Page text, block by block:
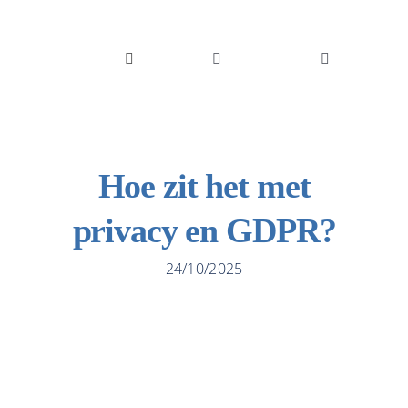
Toggle
English
Toggle
Integraties
Hoe zit het met
privacy en GDPR?
24/10/2025